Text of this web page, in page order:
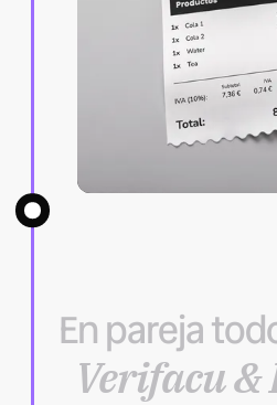
En pareja
Verifacu &